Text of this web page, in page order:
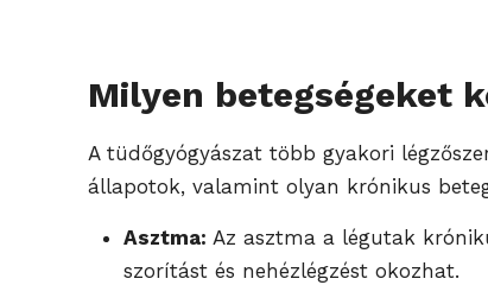
Milyen betegségeket
A tüdőgyógyászat több gyakori
állapotok, valamint olyan krónikus
Asztma: Az asztma a légutak
szorítást és nehézlégzést okozhat.